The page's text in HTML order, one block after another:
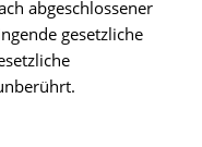
abgeschlossener
gesetzliche